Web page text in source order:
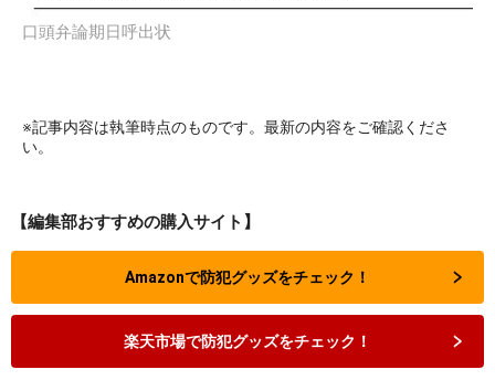
口頭弁論期日呼出状
※記事内容は執筆時点のものです。最新の内容をご確認くださ
い。
【編集部おすすめの購入サイト】
Amazonで防犯グッズをチェック！
楽天市場で防犯グッズをチェック！